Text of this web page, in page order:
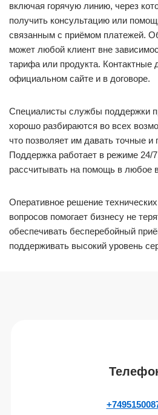
включая горячую линию, через
получить консультацию или
связанным с приёмом платежей.
может любой клиент вне
тарифа или продукта. Контактные
официальном сайте и в договоре.
Специалисты службы поддержки
хорошо разбираются во всех
что позволяет им давать точные
Поддержка работает в режиме 24/
рассчитывать на помощь в любое
Оперативное решение
вопросов помогает бизнесу не
обеспечивать бесперебойный
поддерживать высокий уровень